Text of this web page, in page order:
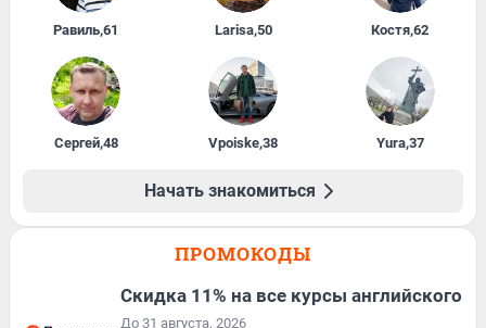
Равиль,61 Larisa,50 Костя,62
Сергей,48 Vpoiske,38 Yura,37
Начать знакомиться
ПРОМОКОДЫ
Скидка 11% на все курсы английского
До 31 августа, 2026